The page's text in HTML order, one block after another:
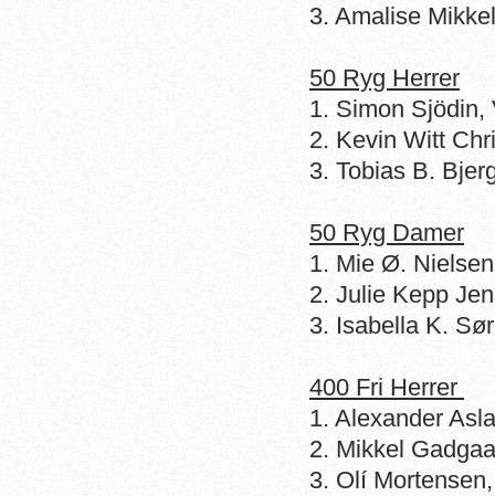
3. Amalise
50 Ryg Herrer
1. Simon Sjödin,
2. Kevin Witt
3. Tobias B.
50 Ryg Damer
1. Mie Ø.
2. Julie Kepp
3. Isabella K.
400 Fri Herrer
1. Alexander
2. Mikkel
3. Olí